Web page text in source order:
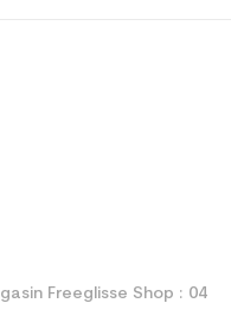
Freeglisse Shop : 04